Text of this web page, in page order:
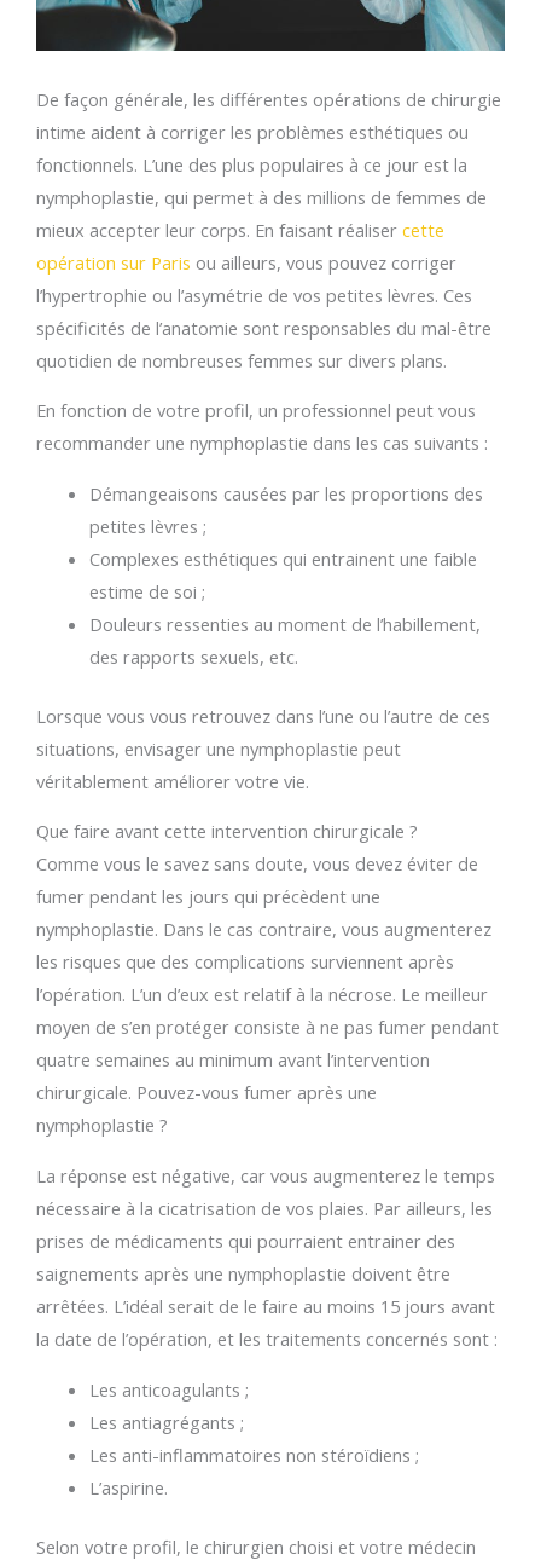
De façon générale, les différentes opérations de chirurgie
intime aident à corriger les problèmes esthétiques ou
fonctionnels. L’une des plus populaires à ce jour est la
nymphoplastie, qui permet à des millions de femmes de
mieux accepter leur corps. En faisant réaliser cette
opération sur Paris ou ailleurs, vous pouvez corriger
l’hypertrophie ou l’asymétrie de vos petites lèvres. Ces
spécificités de l’anatomie sont responsables du mal-être
quotidien de nombreuses femmes sur divers plans.
En fonction de votre profil, un professionnel peut vous
recommander une nymphoplastie dans les cas suivants :
Démangeaisons causées par les proportions des
petites lèvres ;
Complexes esthétiques qui entrainent une faible
estime de soi ;
Douleurs ressenties au moment de l’habillement,
des rapports sexuels, etc.
Lorsque vous vous retrouvez dans l’une ou l’autre de ces
situations, envisager une nymphoplastie peut
véritablement améliorer votre vie.
Que faire avant cette intervention chirurgicale ?
Comme vous le savez sans doute, vous devez éviter de
fumer pendant les jours qui précèdent une
nymphoplastie. Dans le cas contraire, vous augmenterez
les risques que des complications surviennent après
l’opération. L’un d’eux est relatif à la nécrose. Le meilleur
moyen de s’en protéger consiste à ne pas fumer pendant
quatre semaines au minimum avant l’intervention
chirurgicale. Pouvez-vous fumer après une
nymphoplastie ?
La réponse est négative, car vous augmenterez le temps
nécessaire à la cicatrisation de vos plaies. Par ailleurs, les
prises de médicaments qui pourraient entrainer des
saignements après une nymphoplastie doivent être
arrêtées. L’idéal serait de le faire au moins 15 jours avant
la date de l’opération, et les traitements concernés sont :
Les anticoagulants ;
Les antiagrégants ;
Les anti-inflammatoires non stéroïdiens ;
L’aspirine.
Selon votre profil, le chirurgien choisi et votre médecin